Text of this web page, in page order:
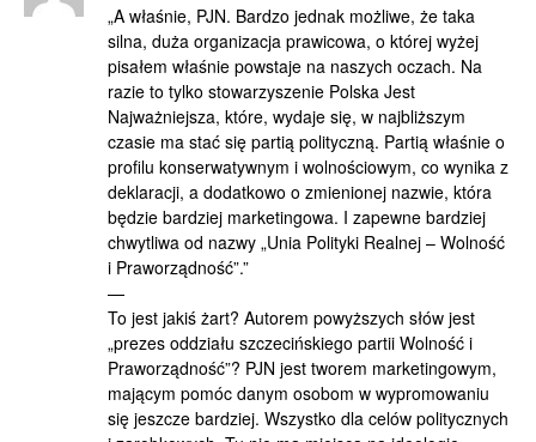
„A właśnie, PJN. Bardzo jednak możliwe, że taka
silna, duża organizacja prawicowa, o której wyżej
pisałem właśnie powstaje na naszych oczach. Na
razie to tylko stowarzyszenie Polska Jest
Najważniejsza, które, wydaje się, w najbliższym
czasie ma stać się partią polityczną. Partią właśnie o
profilu konserwatywnym i wolnościowym, co wynika z
deklaracji, a dodatkowo o zmienionej nazwie, która
będzie bardziej marketingowa. I zapewne bardziej
chwytliwa od nazwy „Unia Polityki Realnej – Wolność
i Praworządność”.”
—
To jest jakiś żart? Autorem powyższych słów jest
„prezes oddziału szczecińskiego partii Wolność i
Praworządność”? PJN jest tworem marketingowym,
mającym pomóc danym osobom w wypromowaniu
się jeszcze bardziej. Wszystko dla celów politycznych